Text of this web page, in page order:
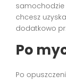
chcesz
dodatkowo
Po
Po